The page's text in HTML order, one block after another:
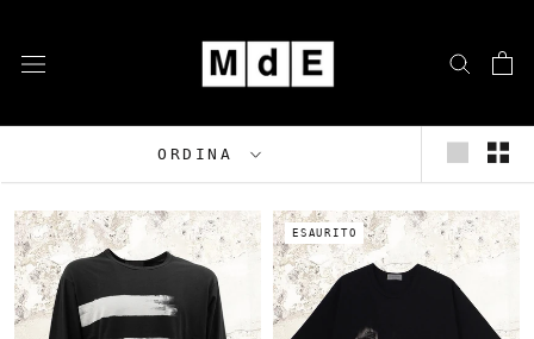
contenuto
ORDINA
ESAURITO